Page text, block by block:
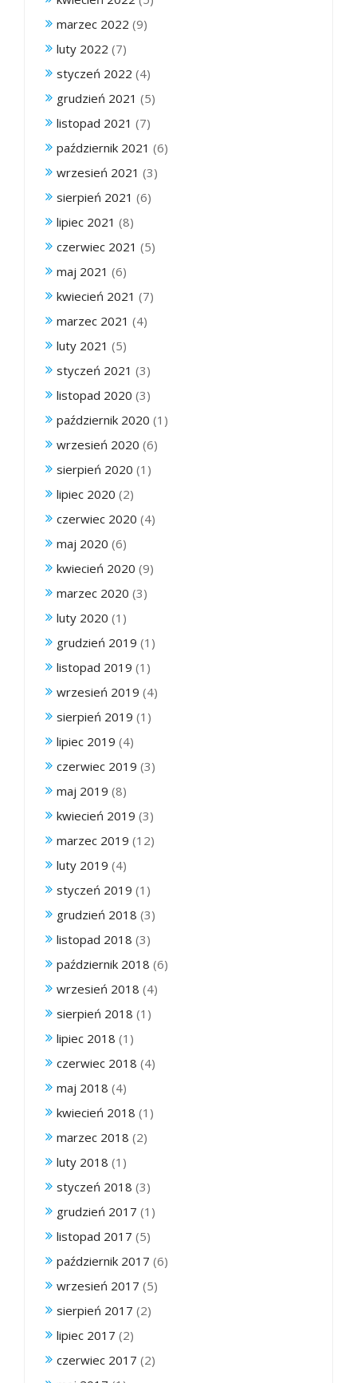
marzec 2022 (9)
luty 2022 (7)
styczeń 2022 (4)
grudzień 2021 (5)
listopad 2021 (7)
październik 2021 (6)
wrzesień 2021 (3)
sierpień 2021 (6)
lipiec 2021 (8)
czerwiec 2021 (5)
maj 2021 (6)
kwiecień 2021 (7)
marzec 2021 (4)
luty 2021 (5)
styczeń 2021 (3)
listopad 2020 (3)
październik 2020 (1)
wrzesień 2020 (6)
sierpień 2020 (1)
lipiec 2020 (2)
czerwiec 2020 (4)
maj 2020 (6)
kwiecień 2020 (9)
marzec 2020 (3)
luty 2020 (1)
grudzień 2019 (1)
listopad 2019 (1)
wrzesień 2019 (4)
sierpień 2019 (1)
lipiec 2019 (4)
czerwiec 2019 (3)
maj 2019 (8)
kwiecień 2019 (3)
marzec 2019 (12)
luty 2019 (4)
styczeń 2019 (1)
grudzień 2018 (3)
listopad 2018 (3)
październik 2018 (6)
wrzesień 2018 (4)
sierpień 2018 (1)
lipiec 2018 (1)
czerwiec 2018 (4)
maj 2018 (4)
kwiecień 2018 (1)
marzec 2018 (2)
luty 2018 (1)
styczeń 2018 (3)
grudzień 2017 (1)
listopad 2017 (5)
październik 2017 (6)
wrzesień 2017 (5)
sierpień 2017 (2)
lipiec 2017 (2)
czerwiec 2017 (2)